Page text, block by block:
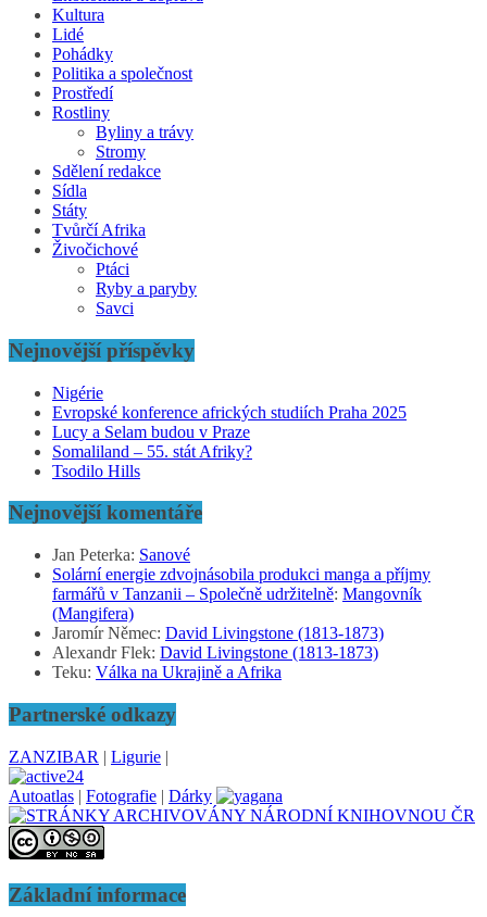
Kultura
Lidé
Pohádky
Politika a společnost
Prostředí
Rostliny
Byliny a trávy
Stromy
Sdělení redakce
Sídla
Státy
Tvůrčí Afrika
Živočichové
Ptáci
Ryby a paryby
Savci
Nejnovější příspěvky
Nigérie
Evropské konference afrických studiích Praha 2025
Lucy a Selam budou v Praze
Somaliland – 55. stát Afriky?
Tsodilo Hills
Nejnovější komentáře
Jan Peterka: Sanové
Solární energie zdvojnásobila produkci manga a příjmy
farmářů v Tanzanii – Společně udržitelně: Mangovník
(Mangifera)
Jaromír Němec: David Livingstone (1813-1873)
Alexandr Flek: David Livingstone (1813-1873)
Teku: Válka na Ukrajině a Afrika
Partnerské odkazy
ZANZIBAR | Ligurie |
Autoatlas | Fotografie | Dárky
Základní informace